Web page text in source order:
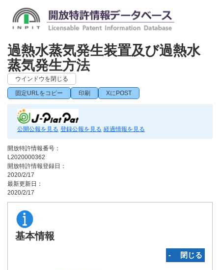
過熱水蒸気発生装置及び過熱水
蒸気発生方法
ウインドウを閉じる
固定URLをコピー 印刷 XにPOST
公開公報を見る 登録公報を見る 経過情報を見る
開放特許情報番号：
L2020000362
開放特許情報登録日：
2020/2/17
最新更新日：
2020/2/17
基本情報
‐ 閉じる